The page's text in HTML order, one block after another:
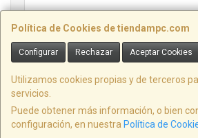
Política de Cookies de tiendampc.com
Configurar Rechazar Aceptar Cookies
Utilizamos cookies propias y de terceros
servicios.
Puede obtener más información, o bien
configuración, en nuestra Política de
admin@tiendampc.com
Informatica Villaviciosa C/ Victor garcia de la
España. - C.I.F.: B74370032 -
Tfno: 98484618